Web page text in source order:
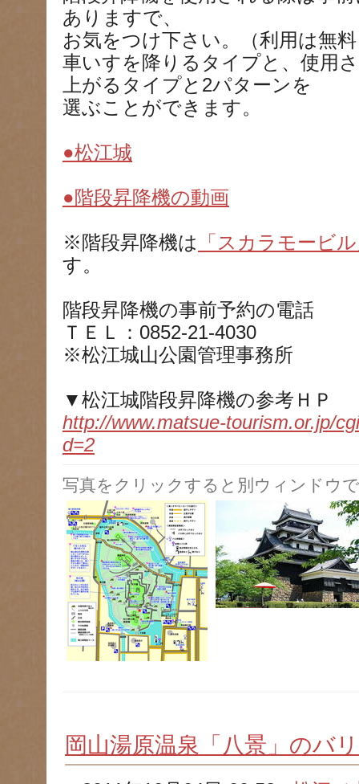
ありますで、
お気をつけ下さい。（利用は無
車いすを降りるタイプと、使用
上がるタイプと2パターンを
選ぶことができます。
●松江城
●階段昇降機の動画
※階段昇降機は
「スカラモービ
す。
階段昇降機の事前予約の電話
ＴＥＬ：0852-21-4030
※松江城山公園管理事務所
▼松江城階段昇降機の参考ＨＰ
http://www.matsue-tourism.or.jp/
d=2
写真をクリックすると別ウィンドウ
岡山湯原温泉「八景」のバ